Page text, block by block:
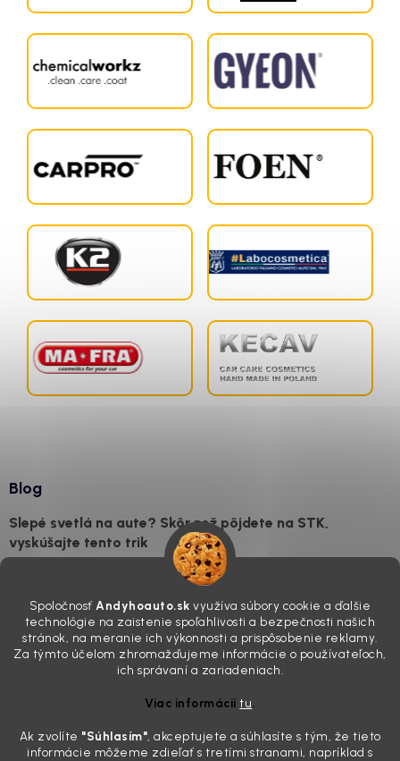
Spoločnosť Andyhoauto.sk využíva súbory cookie a ďalšie
technológie na zaistenie spoľahlivosti a bezpečnosti našich
stránok, na meranie ich výkonnosti a prispôsobenie reklamy.
Za týmto účelom zhromažďujeme informácie o používateľoch,
ich správaní a zariadeniach.
Viac informáciítu.
Ak zvolíte "Súhlasím", akceptujete a súhlasíte s tým, že tieto
informácie môžeme zdieľať s tretími stranami, napríklad s
Blog
Slepé svetlá na aute? Skôr než pôjdete na STK,
vyskúšajte tento trik
skutočnosti je? Často za to môžu práve „slepé“ svetlomety. Ten
mliečny, drsný povrch nie je len estetická vada. Keď slnko a soľ urobia
svoje, plexisklo začne svetlo rozptyľovať namiesto to...
Zabudnite na handru. Ak chcete mať auto naozaj čisté,
Poznáte ten moment. Vonku svieti slnko, vy sedíte v čerstvo
„upratanom“ aute, no pri pohľade na palubnú dosku vás ide poraziť. V